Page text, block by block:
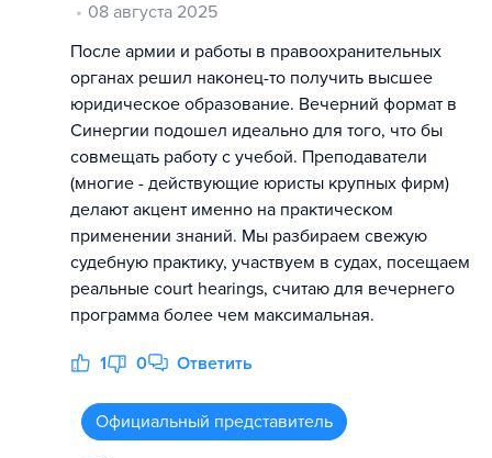
08 августа 2025
После армии и работы в правоохранительных
органах решил наконец-то получить высшее
юридическое образование. Вечерний формат в
Синергии подошел идеально для того, что бы
совмещать работу с учебой. Преподаватели
(многие - действующие юристы крупных фирм)
делают акцент именно на практическом
применении знаний. Мы разбираем свежую
судебную практику, участвуем в судах, посещаем
реальные court hearings, считаю для вечернего
программа более чем максимальная.
1 0 Ответить
Официальный представитель